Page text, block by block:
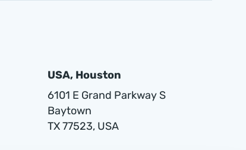
USA, Houston
6101 E Grand Parkway S
Baytown
TX 77523, USA